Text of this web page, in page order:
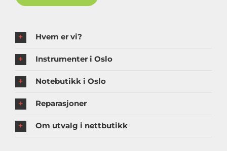
Hvem er vi?
Instrumenter i Oslo
Notebutikk i Oslo
Reparasjoner
Om utvalg i nettbutikk